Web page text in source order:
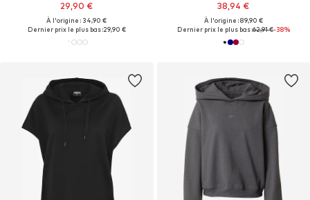
29,90 €
À l'origine : 34,90 €
Dernier prix le plus bas :29,90 €
38,94 €
À l'origine : 89,90 €
Dernier prix le plus bas :62,91 €-38%